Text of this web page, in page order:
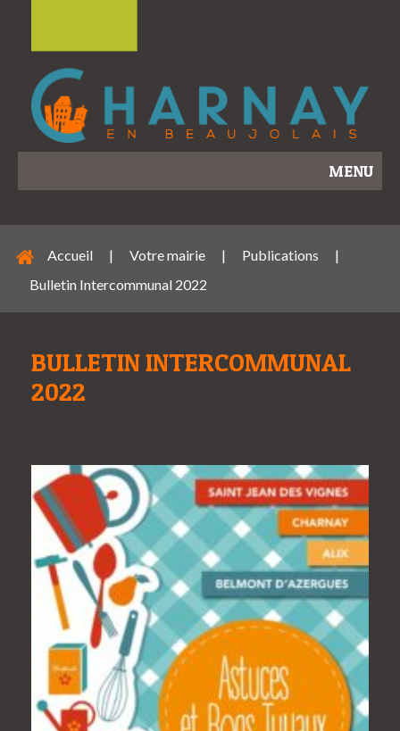
MENU
Accueil | Votre mairie | Publications
|
Bulletin Intercommunal 2022
BULLETIN INTERCOMMUNAL
2022